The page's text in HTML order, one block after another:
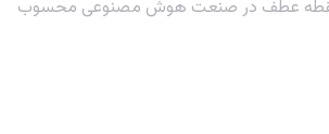
نقطه عطف در صنعت هوش مصنوعی محسوب